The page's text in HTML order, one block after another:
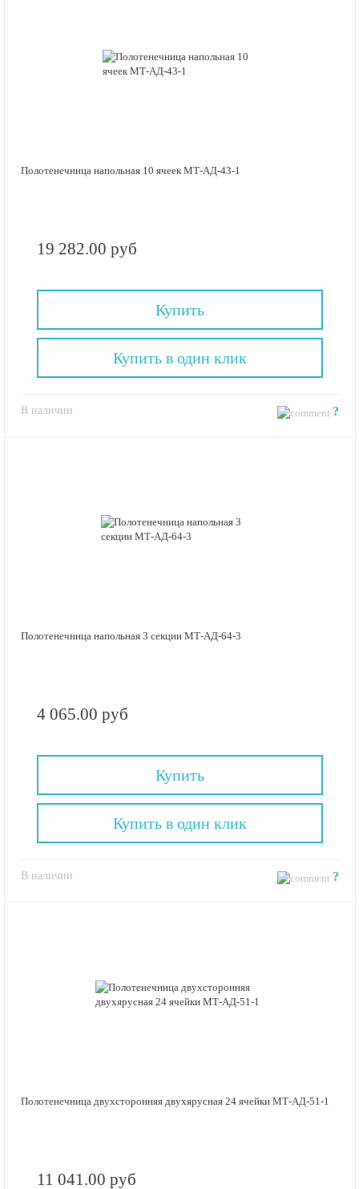
Полотенечница напольная 10 ячеек МТ-АД-43-1
19 282.00 руб
Купить
В наличии ?
Купить в один клик
Полотенечница напольная 3 секции МТ-АД-64-3
4 065.00 руб
Купить
В наличии ?
Купить в один клик
Полотенечница двухсторонняя двухярусная 24 ячейки МТ-АД-51-1
11 041.00 руб